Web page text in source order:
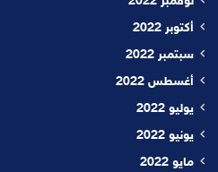
أكتوبر 2022
سبتمبر 2022
أغسطس 2022
يوليو 2022
يونيو 2022
مايو 2022